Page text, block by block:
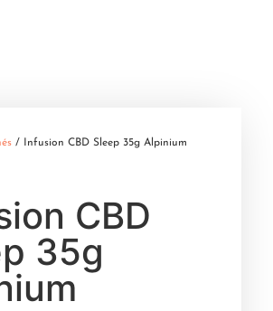
/ Infusion CBD Sleep 35g Alpinium
CBD
35g